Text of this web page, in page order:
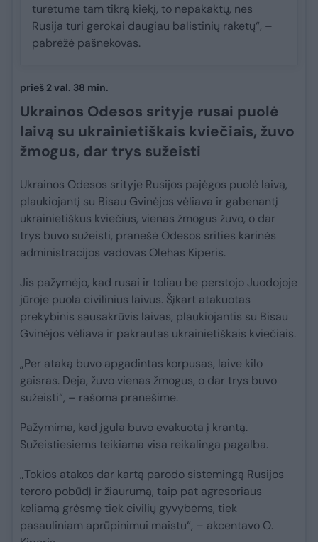
turėtume tam tikrą kiekį, to nepakaktų, nes
Rusija turi gerokai daugiau balistinių raketų“, –
pabrėžė pašnekovas.
prieš 2 val. 38 min.
Ukrainos Odesos srityje rusai puolė
laivą su ukrainietiškais kviečiais, žuvo
žmogus, dar trys sužeisti
Ukrainos Odesos srityje Rusijos pajėgos puolė laivą,
plaukiojantį su Bisau Gvinėjos vėliava ir gabenantį
ukrainietiškus kviečius, vienas žmogus žuvo, o dar
trys buvo sužeisti, pranešė Odesos srities karinės
administracijos vadovas Olehas Kiperis.
Jis pažymėjo, kad rusai ir toliau be perstojo Juodojoje
jūroje puola civilinius laivus. Šįkart atakuotas
prekybinis sausakrūvis laivas, plaukiojantis su Bisau
Gvinėjos vėliava ir pakrautas ukrainietiškais kviečiais.
„Per ataką buvo apgadintas korpusas, laive kilo
gaisras. Deja, žuvo vienas žmogus, o dar trys buvo
sužeisti“, – rašoma pranešime.
Pažymima, kad įgula buvo evakuota į krantą.
Sužeistiesiems teikiama visa reikalinga pagalba.
„Tokios atakos dar kartą parodo sistemingą Rusijos
teroro pobūdį ir žiaurumą, taip pat agresoriaus
keliamą grėsmę tiek civilių gyvybėms, tiek
pasauliniam aprūpinimui maistu“, – akcentavo O.